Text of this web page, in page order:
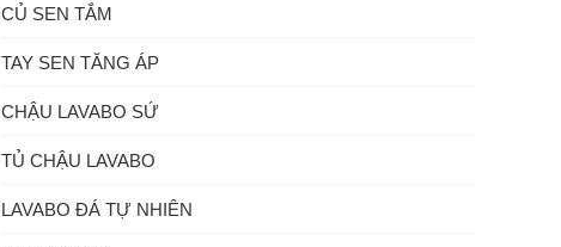
CỦ SEN TẮM
TAY SEN TĂNG ÁP
CHẬU LAVABO SỨ
TỦ CHẬU LAVABO
LAVABO ĐÁ TỰ NHIÊN